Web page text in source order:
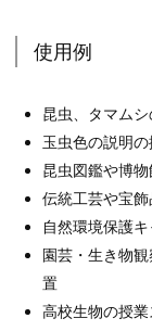
使用例
昆虫、タマム
玉虫色の説明の
昆虫図鑑や博
伝統工芸や宝
自然環境保護
園芸・生き物
置
高校生物の授